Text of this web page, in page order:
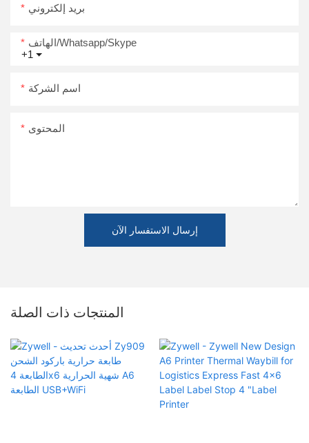
بريد إلكتروني
+1
الهاتف/Whatsapp/Skype
اسم الشركة
المحتوى
إرسال الاستفسار الآن
المنتجات ذات الصلة